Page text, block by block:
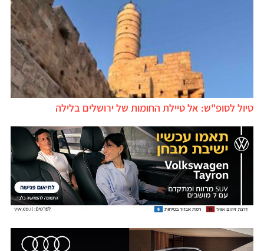
טיול לסופ"ש: אל טיילת החומות של ירושלים בלילה